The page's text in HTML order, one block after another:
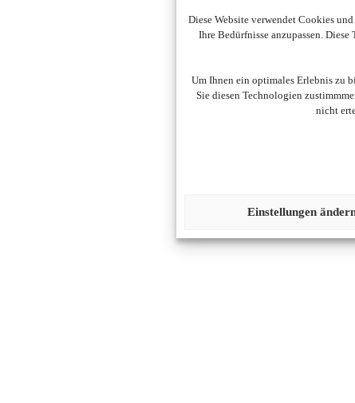
Diese Website verwendet Cookies
Ihre Bedürfnisse anzupassen.
Um Ihnen ein optimales Erlebnis zu
Sie diesen Technologien
nicht
Einstellungen